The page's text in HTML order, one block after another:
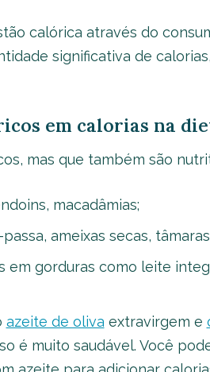
calórica através do
significativa de
em calorias na
mas que também são
macadâmias;
ameixas secas,
em gorduras como leite
azeite de oliva extravirgem e
é muito saudável. Você